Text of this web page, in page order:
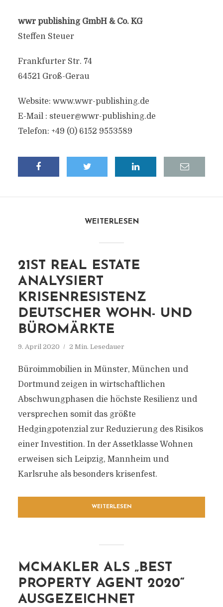
wwr publishing GmbH & Co. KG
Steffen Steuer
Frankfurter Str. 74
64521 Groß-Gerau
Website: www.wwr-publishing.de
E-Mail : steuer@wwr-publishing.de
Telefon: +49 (0) 6152 9553589
WEITERLESEN
21ST REAL ESTATE
ANALYSIERT
KRISENRESISTENZ
DEUTSCHER WOHN- UND
BÜROMÄRKTE
9. April 2020 2 Min. Lesedauer
Büroimmobilien in Münster, München und
Dortmund zeigen in wirtschaftlichen
Abschwungphasen die höchste Resilienz und
versprechen somit das größte
Hedgingpotenzial zur Reduzierung des Risikos
einer Investition. In der Assetklasse Wohnen
erweisen sich Leipzig, Mannheim und
Karlsruhe als besonders krisenfest.
WEITERLESEN
MCMAKLER ALS „BEST
PROPERTY AGENT 2020“
AUSGEZEICHNET